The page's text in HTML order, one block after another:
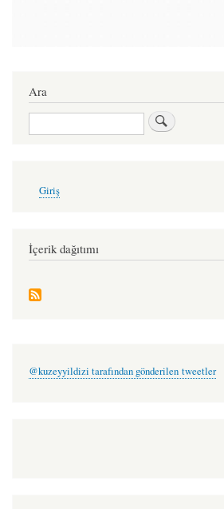
Ara
Ara
account
Giriş
İçerik dağıtımı
@kuzeyyildizi tarafından gönderilen tweetler